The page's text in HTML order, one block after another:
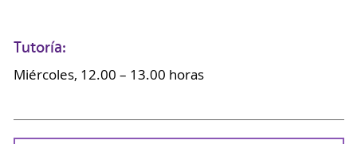
Tutoría:
Miércoles, 12.00 – 13.00 horas